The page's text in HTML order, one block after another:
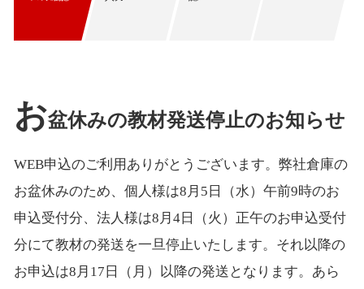
お盆休みの教材発送停止のお知らせ
WEB申込のご利用ありがとうございます。弊社倉庫の
お盆休みのため、個人様は8月5日（水）午前9時のお
申込受付分、法人様は8月4日（火）正午のお申込受付
分にて教材の発送を一旦停止いたします。それ以降の
お申込は8月17日（月）以降の発送となります。あら